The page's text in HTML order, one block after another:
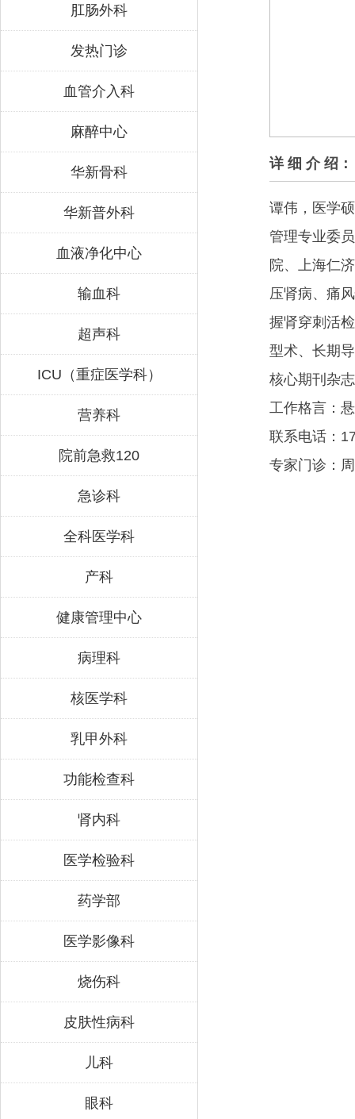
肛肠外科
发热门诊
血管介入科
麻醉中心
华新骨科
华新普外科
血液净化中心
输血科
超声科
ICU（重症医学科）
营养科
院前急救120
急诊科
全科医学科
产科
健康管理中心
病理科
核医学科
乳甲外科
功能检查科
肾内科
医学检验科
药学部
医学影像科
烧伤科
皮肤性病科
儿科
眼科
详 细 介 绍：
谭伟，医学
管理专业委
院、上海仁
压肾病、痛
握肾穿刺活
型术、长期
核心期刊杂
工作格言：
联系电话：
专家门诊：